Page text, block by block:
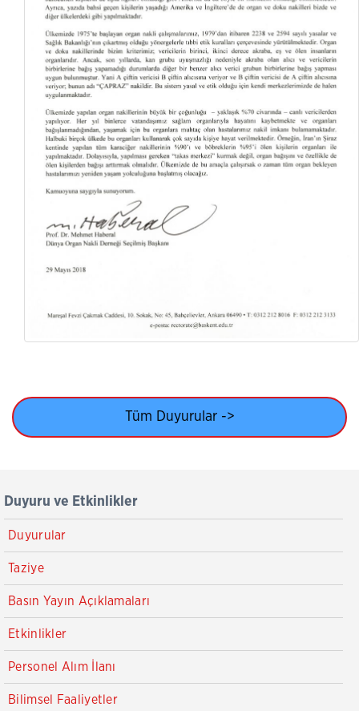
Tüm Duyurular ->
Duyuru ve Etkinlikler
Duyurular
Taziye
Basın Yayın Açıklamaları
Etkinlikler
Personel Alım İlanı
Bilimsel Faaliyetler